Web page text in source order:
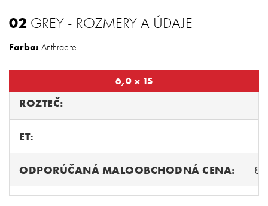
02 GREY - ROZMERY A ÚDAJE
Farba: Anthracite
6,0 x 15
ROZTEČ:
ET:
ODPORÚČANÁ MALOOBCHODNÁ CENA: